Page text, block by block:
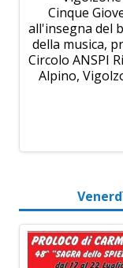
Cinque
all'insegna del
della musica,
Circolo ANSPI
Alpino,